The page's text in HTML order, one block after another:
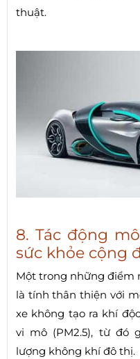
thuật.
8. Tác động
sức khỏe cộng
Một trong những điểm
là tính thân thiện với
xe không tạo ra khí
vi mô (PM2.5), từ đó
lượng không khí đô thị.